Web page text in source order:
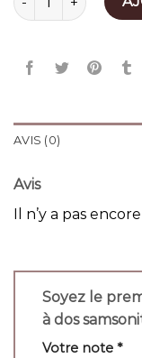
AVIS (0)
Avis
Il n’y a pas encore
Soyez le
à dos
Votre note *